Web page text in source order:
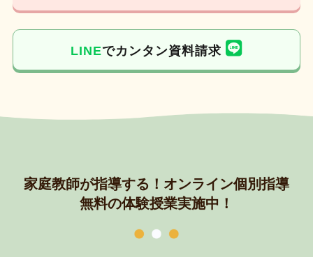
LINEでカンタン資料請求
家庭教師が指導する！オンライン個別指導
無料の体験授業実施中！